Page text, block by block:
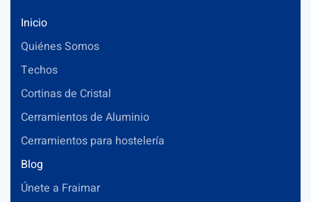
Inicio
Quiénes Somos
Techos
Cortinas de Cristal
Cerramientos de Aluminio
Cerramientos para hostelería
Blog
Únete a Fraimar